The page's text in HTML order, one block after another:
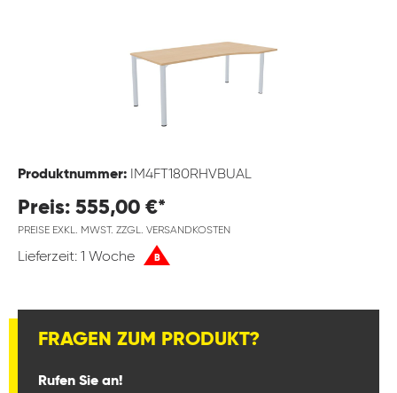
Produktnummer: IM4FT180RHVBUAL
Preis: 555,00 €*
PREISE EXKL. MWST. ZZGL. VERSANDKOSTEN
Lieferzeit: 1 Woche B
FRAGEN ZUM PRODUKT?
Rufen Sie an!